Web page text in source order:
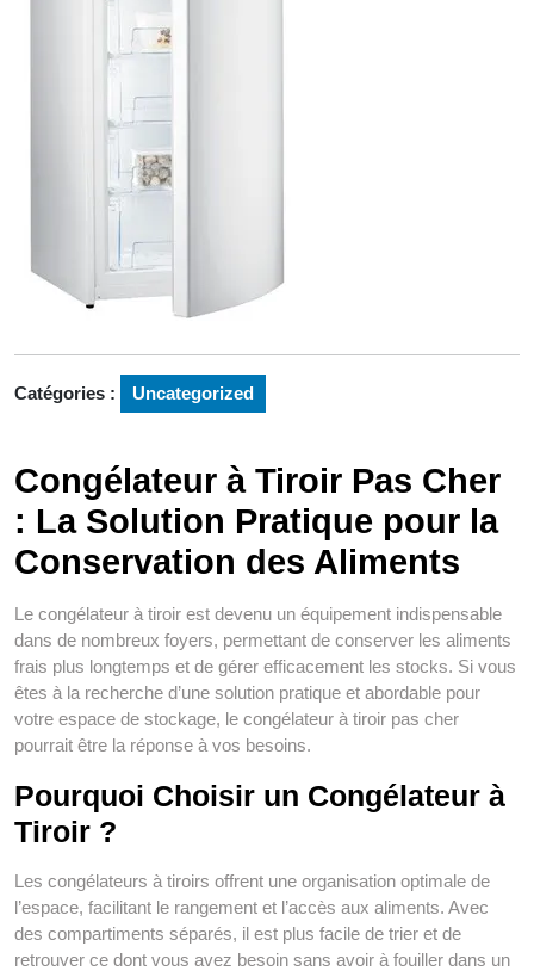
Catégories : Uncategorized
Congélateur à Tiroir Pas Cher
: La Solution Pratique pour la
Conservation des Aliments
Le congélateur à tiroir est devenu un équipement indispensable
dans de nombreux foyers, permettant de conserver les aliments
frais plus longtemps et de gérer efficacement les stocks. Si vous
êtes à la recherche d’une solution pratique et abordable pour
votre espace de stockage, le congélateur à tiroir pas cher
pourrait être la réponse à vos besoins.
Pourquoi Choisir un Congélateur à
Tiroir ?
Les congélateurs à tiroirs offrent une organisation optimale de
l’espace, facilitant le rangement et l’accès aux aliments. Avec
des compartiments séparés, il est plus facile de trier et de
retrouver ce dont vous avez besoin sans avoir à fouiller dans un